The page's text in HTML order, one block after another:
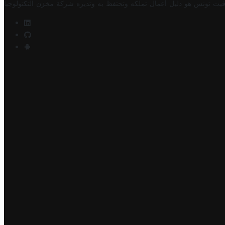
تونس هو دليل أعمال تملكه وتحتفظ به وتديره شركة مخزن التكنولوجيا